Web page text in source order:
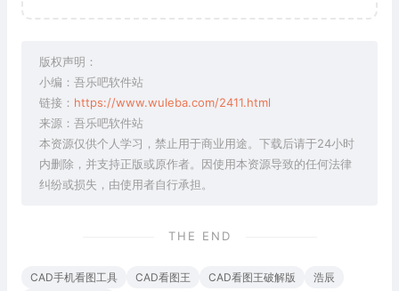
版权声明：
小编：吾乐吧软件站
链接： https://www.wuleba.com/2411.html
来源：吾乐吧软件站
本资源仅供个人学习，禁止用于商业用途。下载后请于24小时
内删除，并支持正版或原作者。因使用本资源导致的任何法律
纠纷或损失，由使用者自行承担。
THE END
CAD手机看图工具 CAD看图王 CAD看图王破解版
浩辰